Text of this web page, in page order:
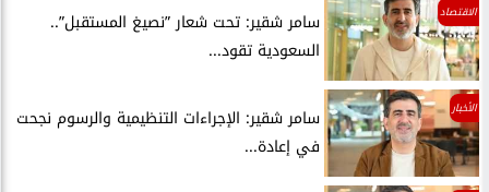
الاقتصاد
سامر شقير: تحت شعار ”نصيغ المستقبل”..
السعودية تقود...
الأخبار
سامر شقير: الإجراءات التنظيمية والرسوم نجحت
في إعادة...